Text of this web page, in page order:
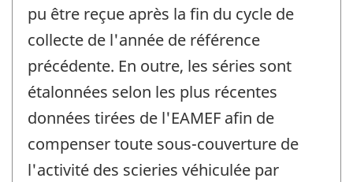
pu être reçue après la fin du cycle de
collecte de l'année de référence
précédente. En outre, les séries sont
étalonnées selon les plus récentes
données tirées de l'EAMEF afin de
compenser toute sous-couverture de
l'activité des scieries véhiculée par